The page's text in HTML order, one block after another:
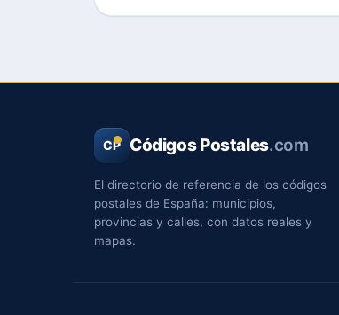
CP Códigos Postales.com
El directorio de referencia de los códigos
postales de España: municipios,
provincias y calles, con datos reales y
mapas.